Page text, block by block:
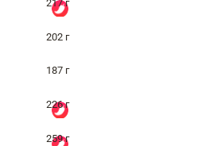
217 г
202 г
187 г
226 г
259 г